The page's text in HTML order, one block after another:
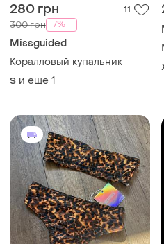
280 грн 11
300 грн -7%
Missguided
Коралловый купальник
S и еще 1